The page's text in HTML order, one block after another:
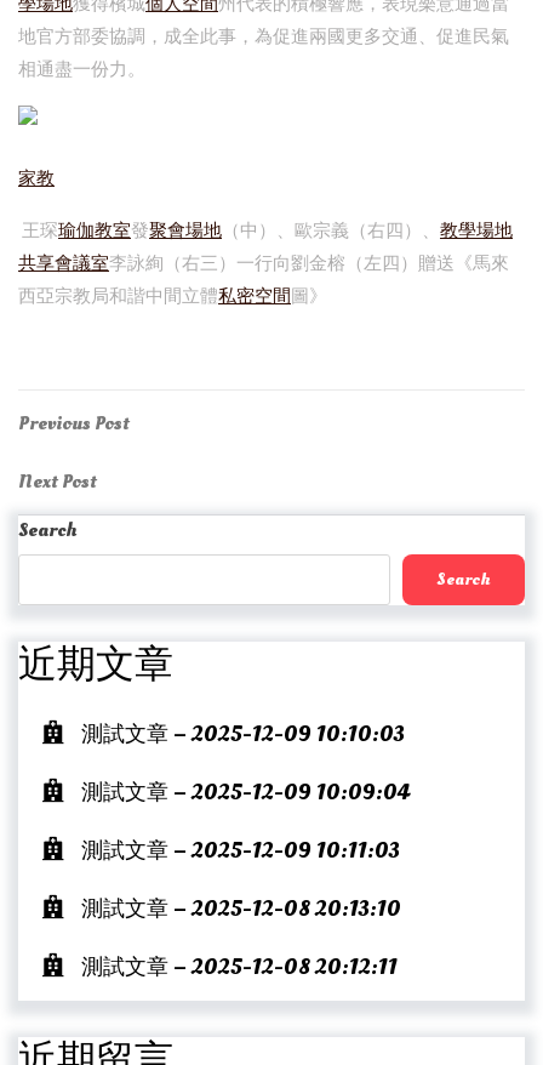
地官方部委協調，成全此事，為促進兩國更多交通、促進民氣
相通盡一份力。
家教
王琛瑜伽教室發聚會場地 （中）、歐宗義（右四）、 教學場地
共享會議室李詠絢（右三）一行向劉金榕（左四）贈送《馬來
西亞宗教局和諧中間立體私密空間圖》
Post
navigation
Previous
Previous Post
Next
Post
Next Post
Search
Search
近期文章
測試文章 – 2025-12-09 10:10:03
測試文章 – 2025-12-09 10:09:04
測試文章 – 2025-12-09 10:11:03
測試文章 – 2025-12-08 20:13:10
測試文章 – 2025-12-08 20:12:11